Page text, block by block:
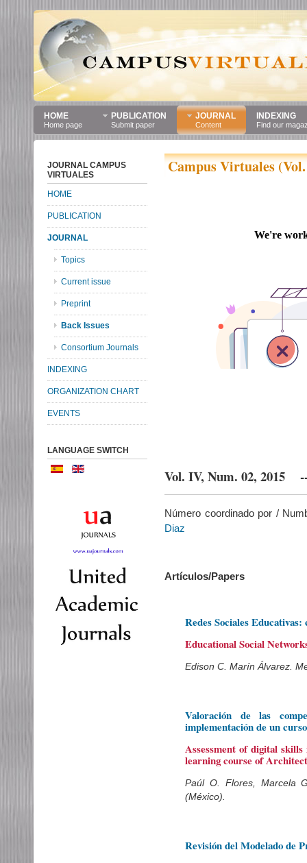
HOME
Home page
PUBLICATION
Submit paper
JOURNAL
Content
INDEXING
Find our
Campus Virtuales
Vol. IV, Num. 02, 2015
Número coordinado por /
Diaz
Artículos/Papers
Redes Sociales
Educational Social
Edison C. Marín Álvarez.
Valoración de las
implementación de un
Assessment of digital
learning course of
Paúl O. Flores, Marcela
(México).
Revisión del Modelado de
JOURNAL CAMPUS
VIRTUALES
HOME
PUBLICATION
JOURNAL
Topics
Current issue
Preprint
Back Issues
Consortium Journals
INDEXING
ORGANIZATION CHART
EVENTS
LANGUAGE SWITCH